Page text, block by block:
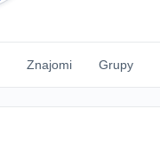
Znajomi Grupy